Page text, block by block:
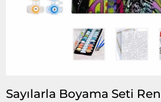
Sayılarla Boyama Seti